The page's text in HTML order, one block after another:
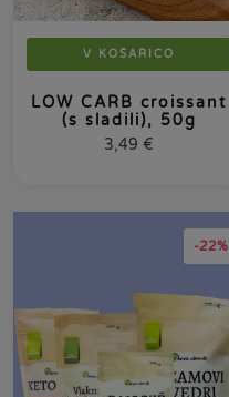
V KOŠARICO
LOW CARB croissant
(s sladili), 50g
3,49 €
-22%